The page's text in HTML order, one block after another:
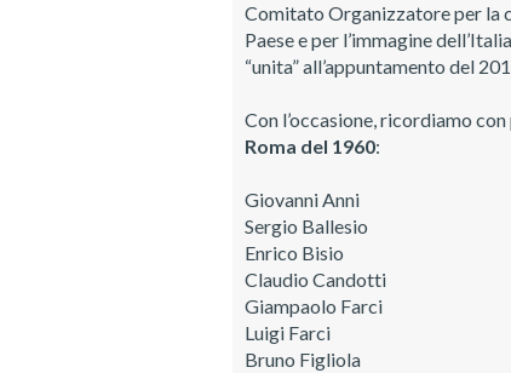
Comitato Organizzatore per la
Paese e per l’immagine
“unita” all’appuntamento del
Con l’occasione, ricordiamo
Roma del 1960:
Giovanni Anni
Sergio Ballesio
Enrico Bisio
Claudio Candotti
Giampaolo Farci
Luigi Farci
Bruno Figliola